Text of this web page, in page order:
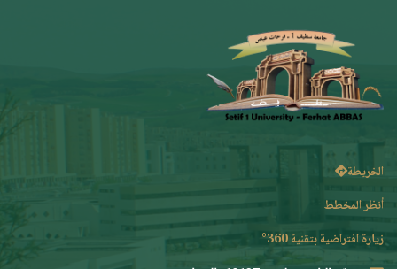
الخريطة
أنظر المخطط
زيارة افتراضية بتقنية 360°